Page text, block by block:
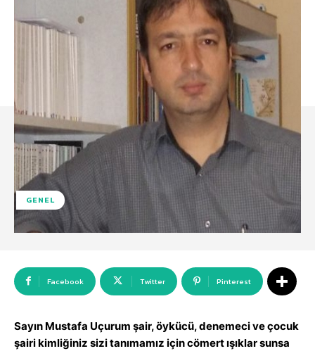
GENEL
Facebook Twitter Pinterest
Sayın Mustafa Uçurum şair, öykücü, denemeci ve çocuk
şairi kimliğiniz sizi tanımamız için cömert ışıklar sunsa